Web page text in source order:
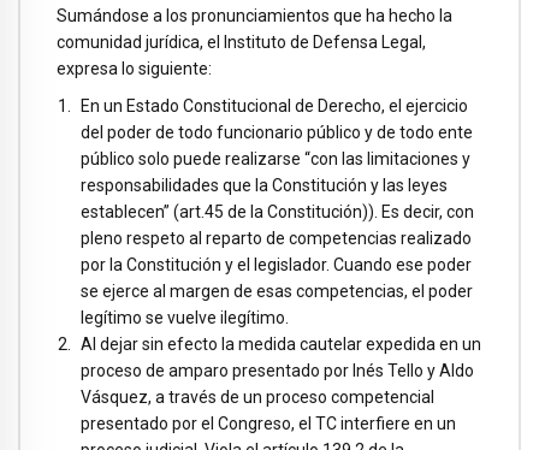
Sumándose a los pronunciamientos que ha hecho la
comunidad jurídica, el Instituto de Defensa Legal,
expresa lo siguiente:
En un Estado Constitucional de Derecho, el ejercicio
del poder de todo funcionario público y de todo ente
público solo puede realizarse “con las limitaciones y
responsabilidades que la Constitución y las leyes
establecen” (art.45 de la Constitución)). Es decir, con
pleno respeto al reparto de competencias realizado
por la Constitución y el legislador. Cuando ese poder
se ejerce al margen de esas competencias, el poder
legítimo se vuelve ilegítimo.
Al dejar sin efecto la medida cautelar expedida en un
proceso de amparo presentado por Inés Tello y Aldo
Vásquez, a través de un proceso competencial
presentado por el Congreso, el TC interfiere en un